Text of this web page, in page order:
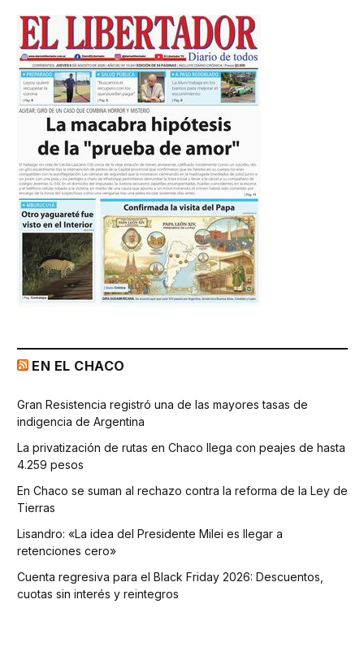
EN EL CHACO
Gran Resistencia registró una de las mayores tasas de
indigencia de Argentina
La privatización de rutas en Chaco llega con peajes de hasta
4.259 pesos
En Chaco se suman al rechazo contra la reforma de la Ley de
Tierras
Lisandro: «La idea del Presidente Milei es llegar a
retenciones cero»
Cuenta regresiva para el Black Friday 2026: Descuentos,
cuotas sin interés y reintegros